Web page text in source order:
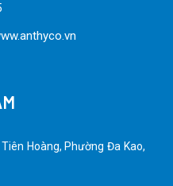
Hoàng, Phường Đa Kao,